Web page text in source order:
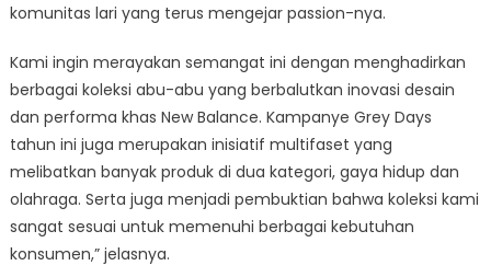
komunitas lari yang terus mengejar passion-nya.
Kami ingin merayakan semangat ini dengan menghadirkan
berbagai koleksi abu-abu yang berbalutkan inovasi desain
dan performa khas New Balance. Kampanye Grey Days
tahun ini juga merupakan inisiatif multifaset yang
melibatkan banyak produk di dua kategori, gaya hidup dan
olahraga. Serta juga menjadi pembuktian bahwa koleksi kami
sangat sesuai untuk memenuhi berbagai kebutuhan
konsumen,” jelasnya.